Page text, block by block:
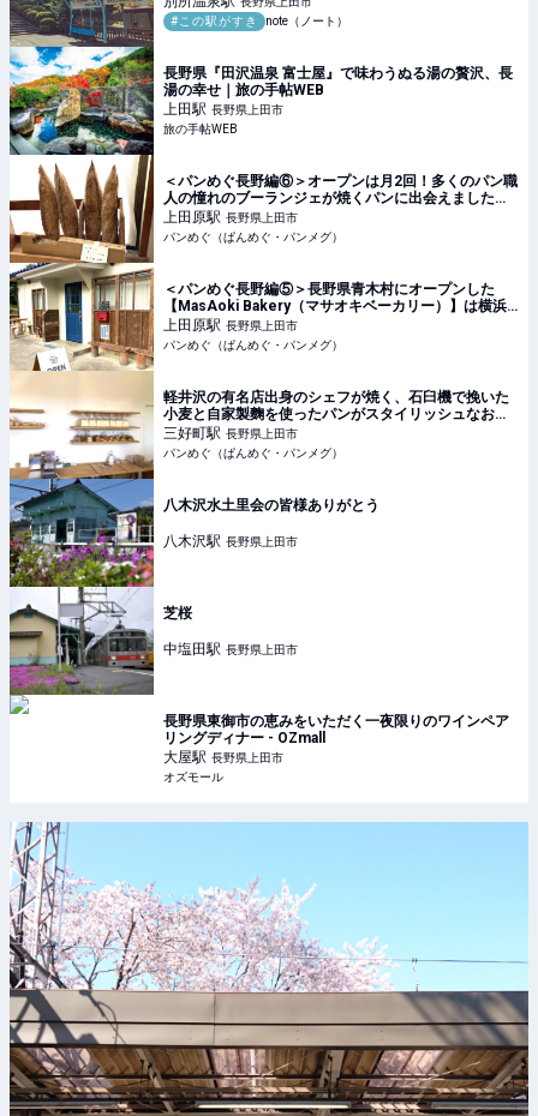
#この駅がすき
note（ノート）
長野県『田沢温泉 富士屋』で味わうぬる湯の贅沢、長
湯の幸せ｜旅の手帖WEB
上田駅 長野県上田市
旅の手帖WEB
＜パンめぐ長野編⑥＞オープンは月2回！多くのパン職
人の憧れのブーランジェが焼くパンに出会えました！
【木村製パン】（長野県・上田市）
上田原駅 長野県上田市
パンめぐ（ぱんめぐ・パンメグ）
＜パンめぐ長野編⑤＞長野県青木村にオープンした
【MasAoki Bakery（マサオキベーカリー）】は横浜
のあの名店の創業者が移住して開いたお店だった！
（長野県・小県郡）
上田原駅 長野県上田市
パンめぐ（ぱんめぐ・パンメグ）
軽井沢の有名店出身のシェフが焼く、石臼機で挽いた
小麦と自家製麴を使ったパンがスタイリッシュなお店
に並ぶ【elnice(エルニス)】（長野県・上田市）
三好町駅 長野県上田市
パンめぐ（ぱんめぐ・パンメグ）
八木沢水土里会の皆様ありがとう
八木沢駅 長野県上田市
芝桜
中塩田駅 長野県上田市
長野県東御市の恵みをいただく一夜限りのワインペア
リングディナー - OZmall
大屋駅 長野県上田市
オズモール